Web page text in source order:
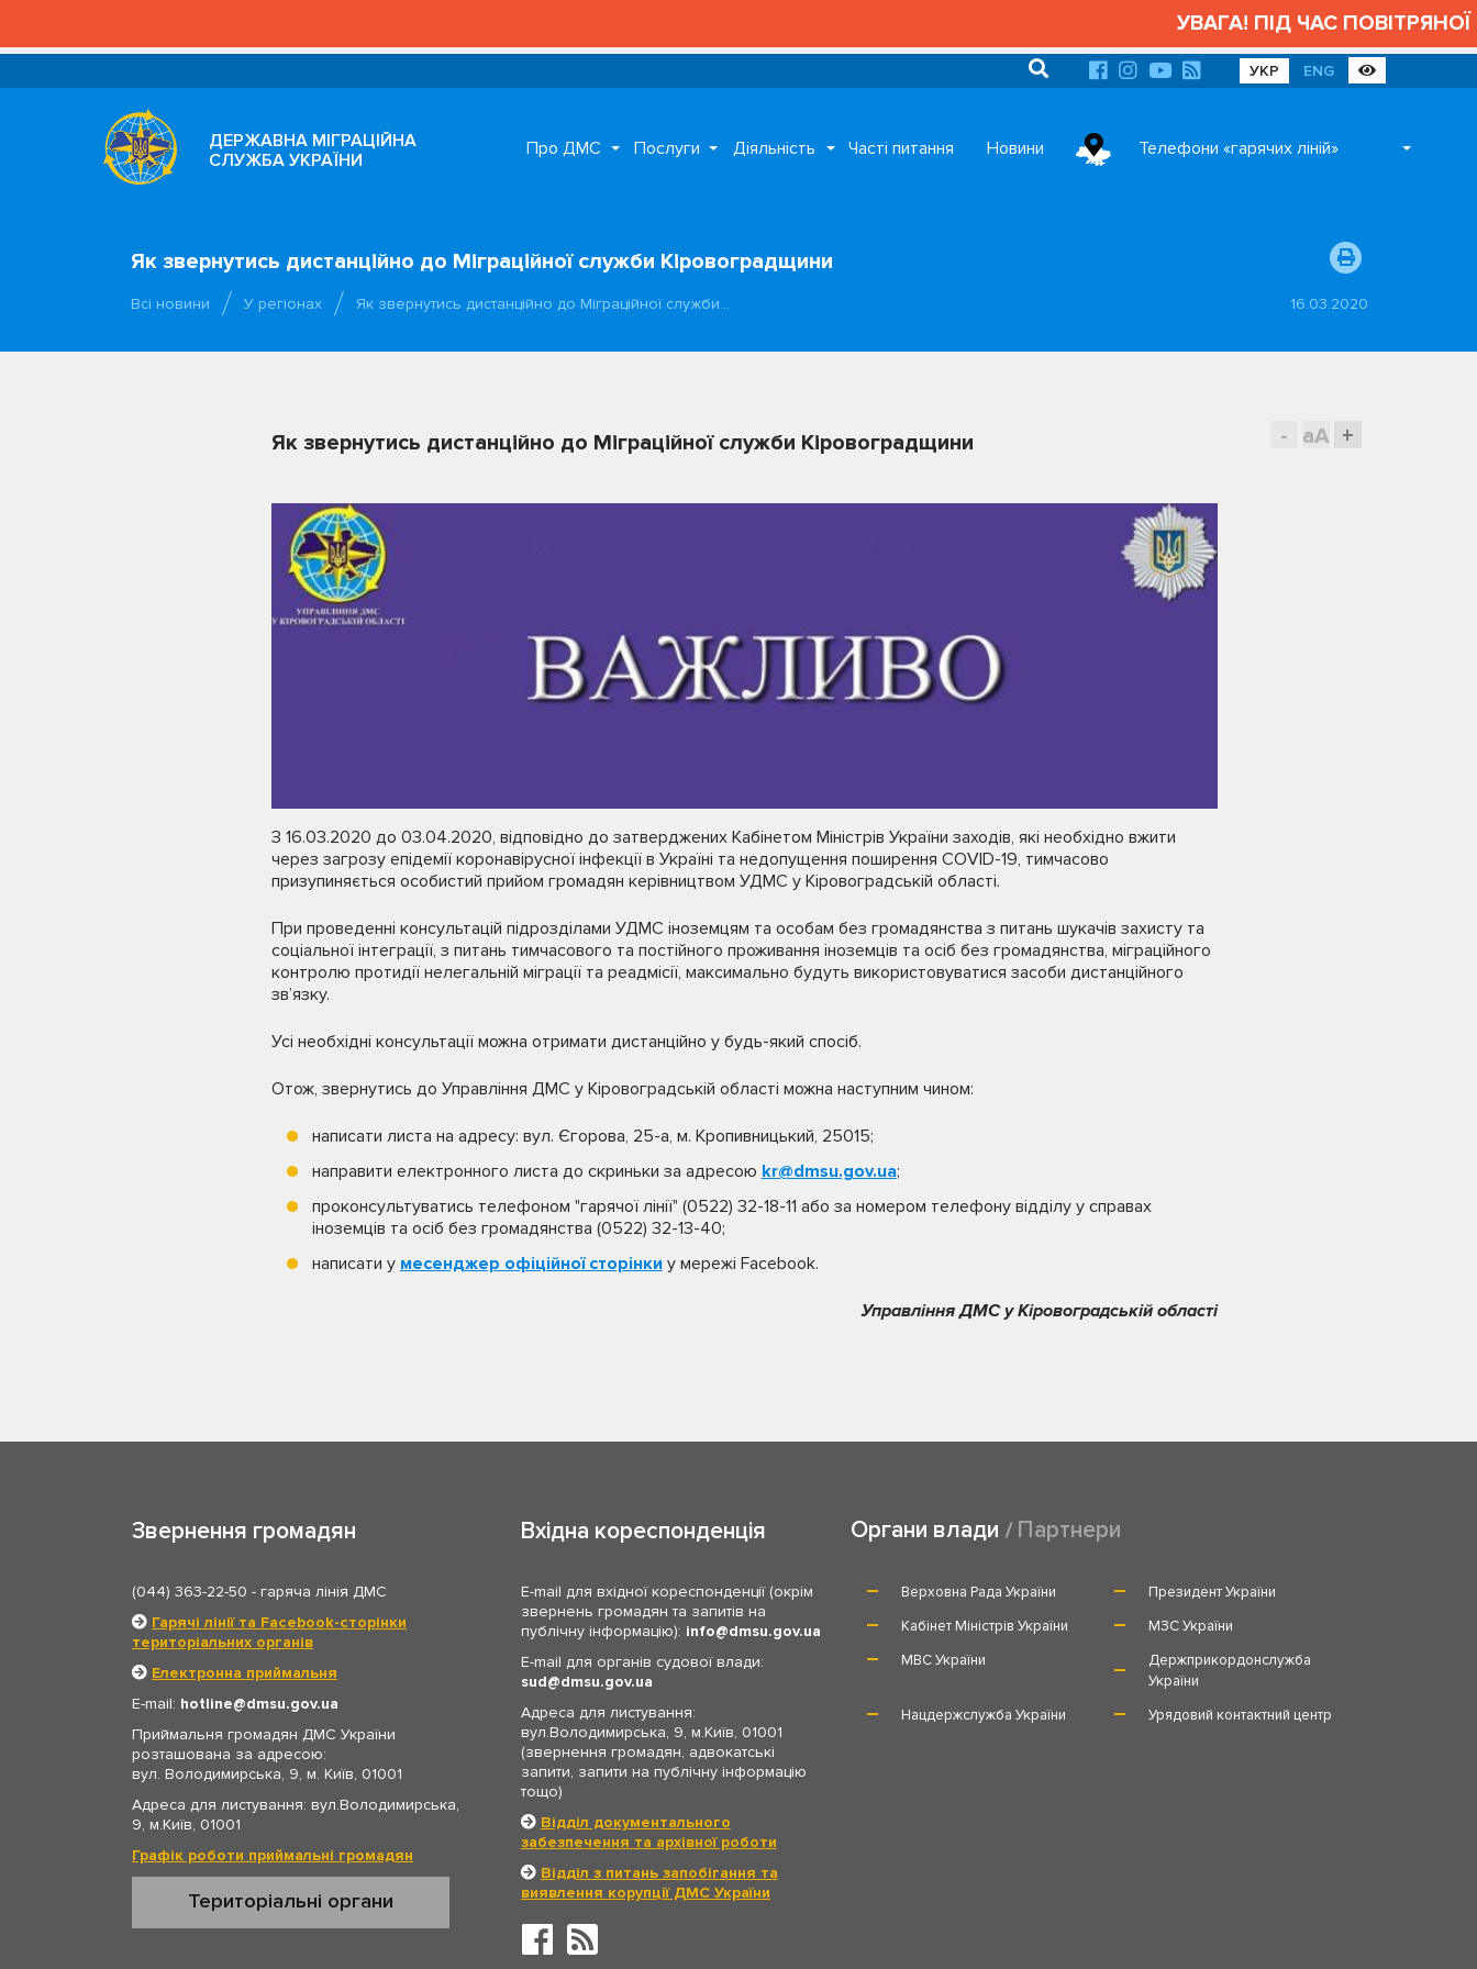
УВАГА! ПІД ЧАС
УКР ENG
ДЕРЖАВНА МІГРАЦІЙНА
СЛУЖБА УКРАЇНИ
Про ДМС Послуги Діяльність Часті питання Новини Телефони «гарячих ліній»
Як звернутись дистанційно до Міграційної служби Кіровоградщини
Всі новини У регіонах Як звернутись дистанційно до Міграційної служби… 16.03.2020
- aA +
Як звернутись дистанційно до Міграційної служби Кіровоградщини
З 16.03.2020 до 03.04.2020, відповідно до затверджених Кабінетом Міністрів України заходів, які необхідно вжити
через загрозу епідемії коронавірусної інфекції в Україні та недопущення поширення COVID-19, тимчасово
призупиняється особистий прийом громадян керівництвом УДМС у Кіровоградській області.
При проведенні консультацій підрозділами УДМС іноземцям та особам без громадянства з питань шукачів захисту та
соціальної інтеграції, з питань тимчасового та постійного проживання іноземців та осіб без громадянства, міграційного
контролю протидії нелегальній міграції та реадмісії, максимально будуть використовуватися засоби дистанційного
зв’язку.
Усі необхідні консультації можна отримати дистанційно у будь-який спосіб.
Отож, звернутись до Управління ДМС у Кіровоградській області можна наступним чином:
написати листа на адресу: вул. Єгорова, 25-а, м. Кропивницький, 25015;
направити електронного листа до скриньки за адресою kr@dmsu.gov.ua;
проконсультуватись телефоном "гарячої лінії" (0522) 32-18-11 або за номером телефону відділу у справах
іноземців та осіб без громадянства (0522) 32-13-40;
написати у месенджер офіційної сторінкиу мережі Facebook.
Управління ДМС у Кіровоградській області
Звернення громадян
(044) 363-22-50 - гаряча лінія ДМС
Гарячі лінії та Facebook-сторінки
територіальних органів
Електронна приймальня
E-mail: hotline
dmsu.gov.ua
Приймальня громадян ДМС України
розташована за адресою:
вул. Володимирська, 9, м. Київ, 01001
Адреса для листування: вул.Володимирська,
9, м.Київ, 01001
Графік роботи приймальні громадян
Територіальні органи
Вхідна кореспонденція
E-mail для вхідної кореспонденції (окрім
звернень громадян та запитів на
публічну інформацію): info
dmsu.gov.ua
E-mail для органів судової влади:
sud
dmsu.gov.ua
Адреса для листування:
вул.Володимирська, 9, м.Київ, 01001
(звернення громадян, адвокатські
запити, запити на публічну інформацію
тощо)
Відділ документального
забезпечення та архівної роботи
Відділ з питань запобігання та
виявлення корупції ДМС України
Органи влади Партнери
Верховна Рада України
Президент України
Кабінет Міністрів України
МЗС України
МВС України
Держприкордонслужба
України
Нацдержслужба України
Урядовий контактний центр